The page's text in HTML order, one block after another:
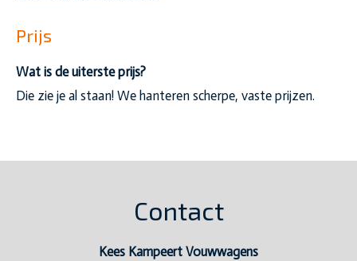
Prijs
Wat is de uiterste prijs?
Die zie je al staan! We hanteren scherpe, vaste prijzen.
Contact
Kees Kampeert Vouwwagens